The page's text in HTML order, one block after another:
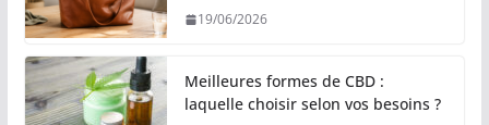
19/06/2026
Meilleures formes de CBD :
laquelle choisir selon vos besoins ?